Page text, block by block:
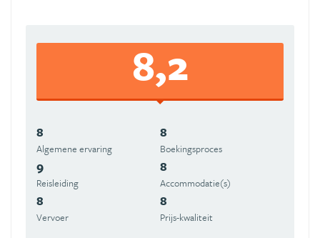
8,2
8
Algemene ervaring
8
Boekingsproces
9
Reisleiding
8
Accommodatie(s)
8
Vervoer
8
Prijs-kwaliteit